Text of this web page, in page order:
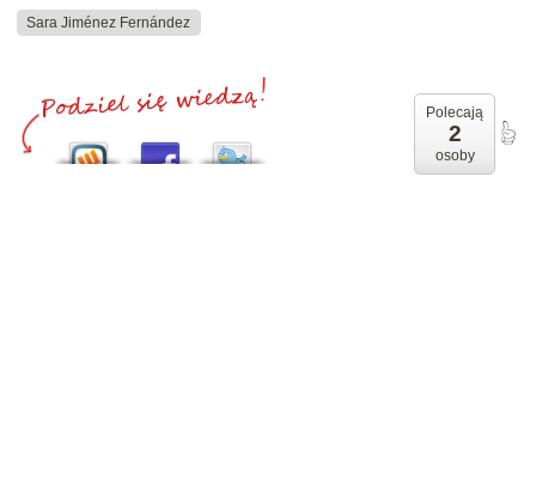
Sara Jiménez Fernández
Polecają
2
osoby